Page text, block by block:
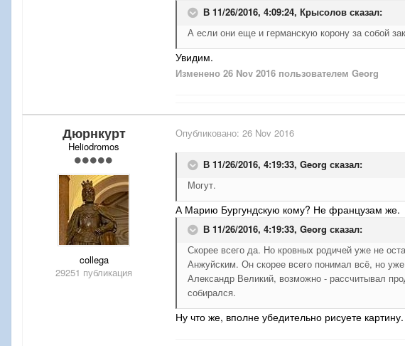
В 11/26/2016, 4:09:24, Крысолов сказал:
А если они еще и германскую корону за собой
Увидим.
Изменено 26 Nov 2016 пользователем Georg
Дюрнкурт
Heliodromos
collega
29251 публикация
Опубликовано: 26 Nov 2016
В 11/26/2016, 4:19:33, Georg сказал:
Могут.
А Марию Бургундскую кому? Не французам же.
В 11/26/2016, 4:19:33, Georg сказал:
Скорее всего да. Но кровных родичей уже не
Анжуйским. Он скорее всего понимал всё, но
Александр Великий, возможно - рассчитывал
собирался.
Ну что же, вполне убедительно рисуете картину.